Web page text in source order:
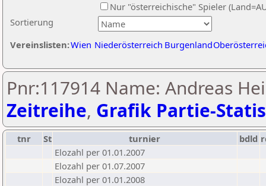
Sortierung
Nur "österreichische" Spieler
Vereinslisten:Wien Niederösterreich Burgenland
Pnr:117914 Name: Andreas
Zeitreihe, Grafik Partie-
tnr St turnier bdld
Elozahl per 01.01.2007
Elozahl per 01.07.2007
Elozahl per 01.01.2008